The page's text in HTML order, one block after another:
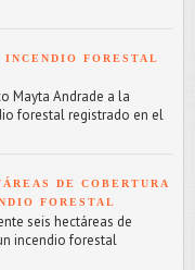
FORESTAL
Mayta Andrade a la
forestal registrado en el
DE COBERTURA
FORESTAL
seis hectáreas de
incendio forestal